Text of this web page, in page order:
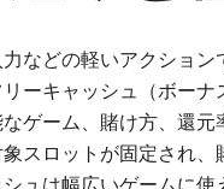
などの軽いアクション
ーキャッシュ（ボーナ
ゲーム、賭け方、還元
スロットが固定され、
ュは幅広いゲームに使